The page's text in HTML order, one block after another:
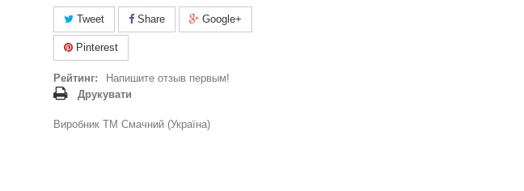
Tweet Share Google+
Pinterest
Рейтинг:
Напишите отзыв первым!
Друкувати
Виробник ТМ Смачний (Україна)